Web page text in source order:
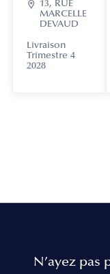
 13, RUE
MARCELLE
DEVAUD
Livraison
Trimestre 4
2028
N’ayez